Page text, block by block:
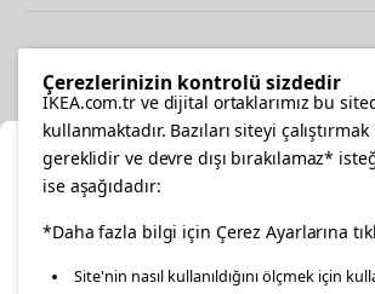
facebooktwitterinstagrampinterestyoutube
Konumunuzu Seçin
Çerezlerinizin kontrolü sizdedir
IKEA.com.tr ve dijital ortaklarımız bu
kullanmaktadır. Bazıları siteyi
gereklidir ve devre dışı bırakılamaz*
ise aşağıdadır:
*Daha fazla bilgi için Çerez Ayarlarına
Site'nin nasıl kullanıldığını ölçmek için